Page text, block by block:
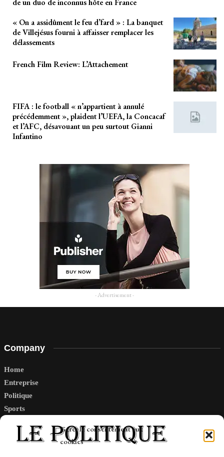
Gérer le consentement aux
cookies
de un duo de inconnus hôte en France
« On a assidûment le feu d’fard » : La banquet
de Villejésus fourni à affaisser remplacer les
délassements
French Film Review: L’Attachement
FIFA : le football « n’appartient à annulé
précédemment », plaident l’UEFA, la Concacaf
et l’AFC, désavouant un peu surtout Gianni
Infantino
- Advertisement -
Company
Home
Entreprise
Politique
Sports